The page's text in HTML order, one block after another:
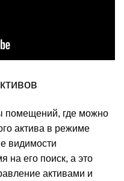
помещений, где можно
актива в режиме
видимости
на его поиск, а это
активами и